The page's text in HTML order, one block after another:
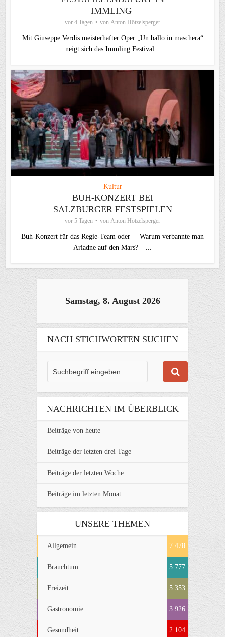
IMMLING
vor 4 Tagen von Anton Hötzelsperger
Mit Giuseppe Verdis meisterhafter Oper „Un ballo in maschera“
neigt sich das Immling Festival...
Kultur
BUH-KONZERT BEI
SALZBURGER FESTSPIELEN
vor 5 Tagen von Anton Hötzelsperger
Buh-Konzert für das Regie-Team oder – Warum verbannte man
Ariadne auf den Mars? –...
Samstag, 8. August 2026
NACH STICHWORTEN SUCHEN
NACHRICHTEN IM ÜBERBLICK
Beiträge von heute
Beiträge der letzten drei Tage
Beiträge der letzten Woche
Beiträge im letzten Monat
UNSERE THEMEN
Allgemein 7.478
Brauchtum 5.777
Freizeit 5.353
Gastronomie 3.926
Gesundheit 2.104